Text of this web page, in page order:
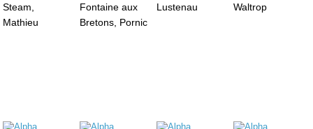
Steam,
Mathieu
Fontaine aux
Bretons, Pornic
Lustenau
Waltrop